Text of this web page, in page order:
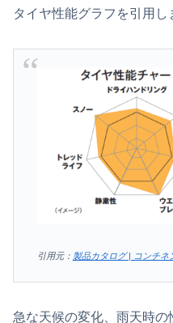
タイヤ性能グラフを引用し
引用元： 製品カタログ | コンチネ
急な天候の変化、雨天時の